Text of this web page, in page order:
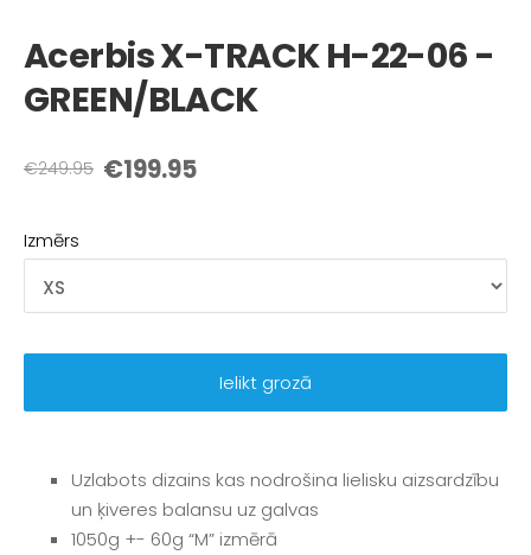
Acerbis X-TRACK H-22-06 -
GREEN/BLACK
€249.95 €199.95
Izmērs
Ielikt grozā
Uzlabots dizains kas nodrošina lielisku aizsardzību
un ķiveres balansu uz galvas
1050g +- 60g “M” izmērā